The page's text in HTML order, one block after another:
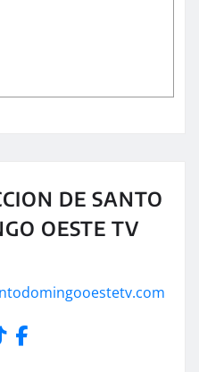
DE SANTO
OESTE TV